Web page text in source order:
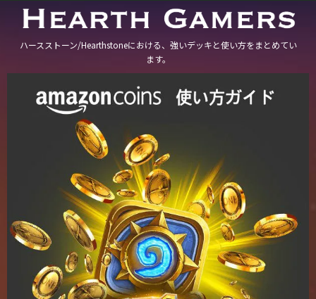
ハースストーン/Hearthstoneにおける、強いデッキと使い方をまとめてい
ます。